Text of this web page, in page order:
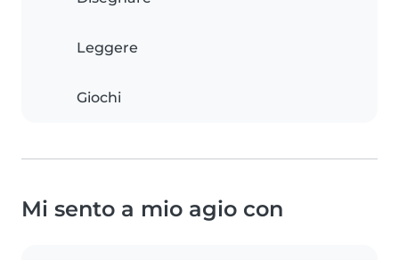
Leggere
Giochi
Mi sento a mio agio con